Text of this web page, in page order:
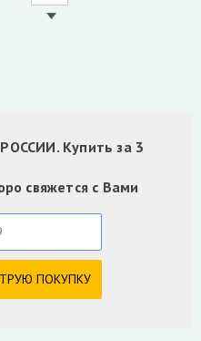
Купить за 3
свяжется с Вами